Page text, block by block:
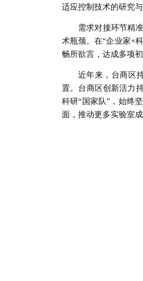
适应控制技术的研究
需求对接环节精
术瓶颈。在“企业家+
畅所欲言，达成多项初
近年来，台商区
置。台商区创新活力
科研“国家队”，始终
面，推动更多实验室